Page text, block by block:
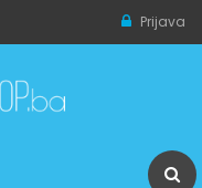
Prijava